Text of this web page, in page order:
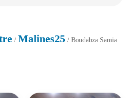
/ Malines25 / Boudabza Samia